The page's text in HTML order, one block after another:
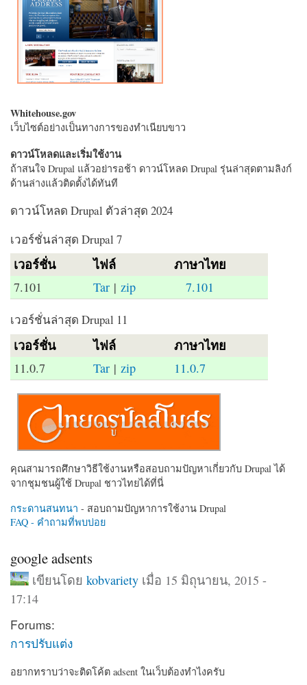
Whitehouse.gov
เว็บไซต์อย่างเป็นทางการของทำเนียบขาว
ดาวน์โหลดและเริ่มใช้งาน
ถ้าสนใจ Drupal แล้วอย่ารอช้า ดาวน์โหลด Drupal รุ่นล่าสุดตามลิงก์
ด้านล่างแล้วติดตั้งได้ทันที
ดาวน์โหลด Drupal ตัวล่าสุด 2024
เวอร์ชั่นล่าสุด Drupal 7
เวอร์ชั่น ไฟล์ ภาษาไทย
7.101 Tar |zip 7.101
เวอร์ชั่นล่าสุด Drupal 11
เวอร์ชั่น ไฟล์ ภาษาไทย
11.0.7 Tar | zip 11.0.7
คุณสามารถศึกษาวิธีใช้งานหรือสอบถามปัญหาเกี่ยวกับ Drupal ได้
จากชุมชนผู้ใช้ Drupal ชาวไทยได้ที่นี่
กระดานสนทนา - สอบถามปัญหาการใช้งาน Drupal
FAQ - คำถามที่พบบ่อย
google adsents
เขียนโดย kobvarietyเมื่อ 15 มิถุนายน, 2015 -
17:14
Forums:
การปรับแต่ง
อยากทราบว่าจะติดโค้ต adsent ในเว็บต้องทำไงครับ